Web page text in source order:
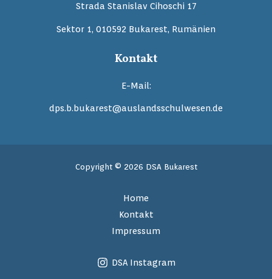
Strada Stanislav Cihoschi 17
Sektor 1, 010592 Bukarest, Rumänien
Kontakt
E-Mail:
dps.b.bukarest@auslandsschulwesen.de
Copyright © 2026 DSA Bukarest
Home
Kontakt
Impressum
DSA Instagram